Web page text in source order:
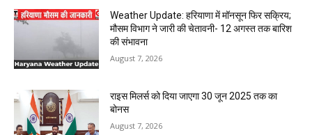
Weather Update: हरियाणा में मॉनसून फिर सक्रिय;
मौसम विभाग ने जारी की चेतावनी- 12 अगस्त तक बारिश
की संभावना
August 7, 2026
राइस मिलर्स को दिया जाएगा 30 जून 2025 तक का
बोनस
August 7, 2026